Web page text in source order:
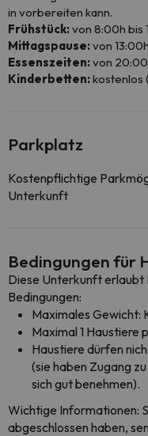
in vorbereiten kann.
Frühstück:von 8:00h bis
Mittagspause:von
Essenszeiten:von
Kinderbetten:kostenlos
Parkplatz
Kostenpflichtige
Unterkunft
Bedingungen für
Diese Unterkunft erlaubt
Bedingungen:
Maximales Gewicht:
Maximal 1 Haustiere
Haustiere dürfen
(sie haben Zugang
sich gut benehmen).
Wichtige Informationen:
abgeschlossen haben,